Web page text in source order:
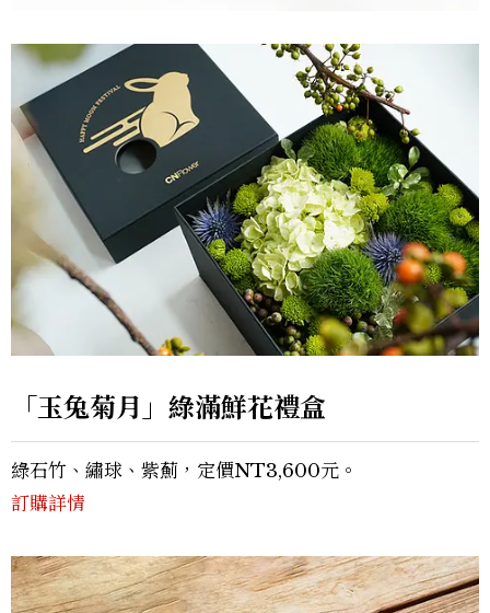
「玉兔菊月」綠滿鮮花禮盒
綠石竹、繡球、紫薊，定價NT3,600元。
訂購詳情